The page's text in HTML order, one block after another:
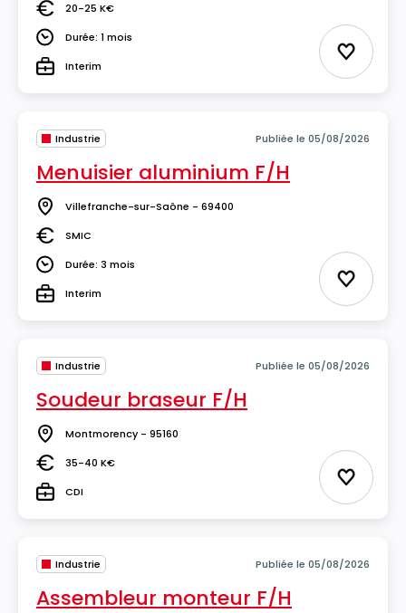
Salaire20-25 K€
DuréeDurée: 1 mois
TypeInterim Ajouter
Industrie Publiée le 05/08/2026
Menuisier aluminium F/H
Lieu Villefranche-sur-Saône - 69400
Salaire
SMIC
DuréeDurée: 3 mois
TypeInterim Ajouter
Industrie Publiée le 05/08/2026
Soudeur braseur F/H
Lieu Montmorency - 95160
Salaire35-40 K€
TypeCDI Ajouter
Industrie Publiée le 05/08/2026
Assembleur monteur F/H